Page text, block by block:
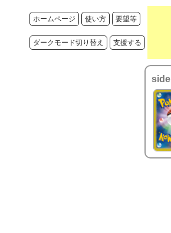
ホームページ 使い方 要望等
ダークモード切り替え 支援する
side